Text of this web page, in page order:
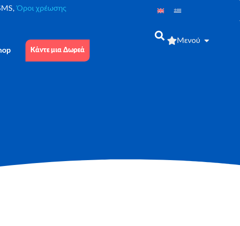
Όροι χρέωσης
Κάντε μια Δωρεά
Μενού